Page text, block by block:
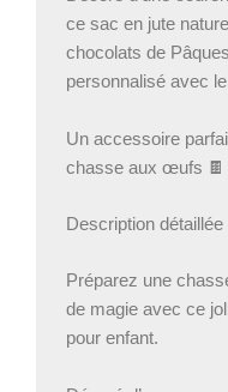
Panier
Pâques
personnalisé
ce sac en jute
chocolats de
personnalisé avec
Un accessoire
chasse aux œufs
Description détaillée
Préparez une
de magie avec ce
pour enfant.